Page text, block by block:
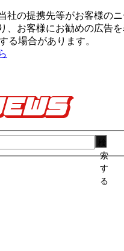
社の提携先等がお客様の
、お客様にお勧めの広告
る場合があります。
索
す
る